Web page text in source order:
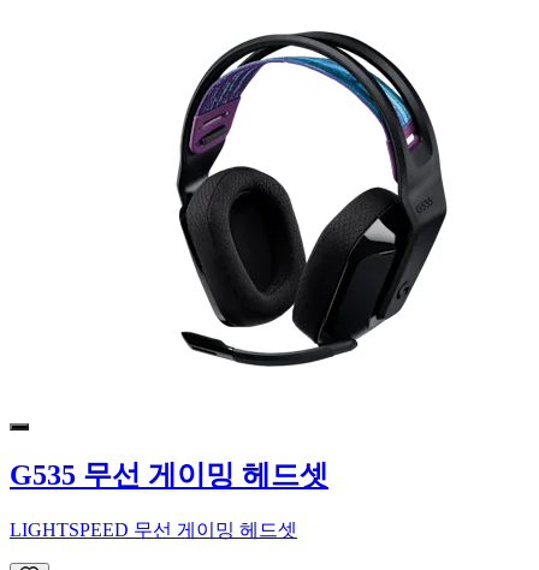
G535 무선 게이밍 헤드셋
LIGHTSPEED 무선 게이밍 헤드셋